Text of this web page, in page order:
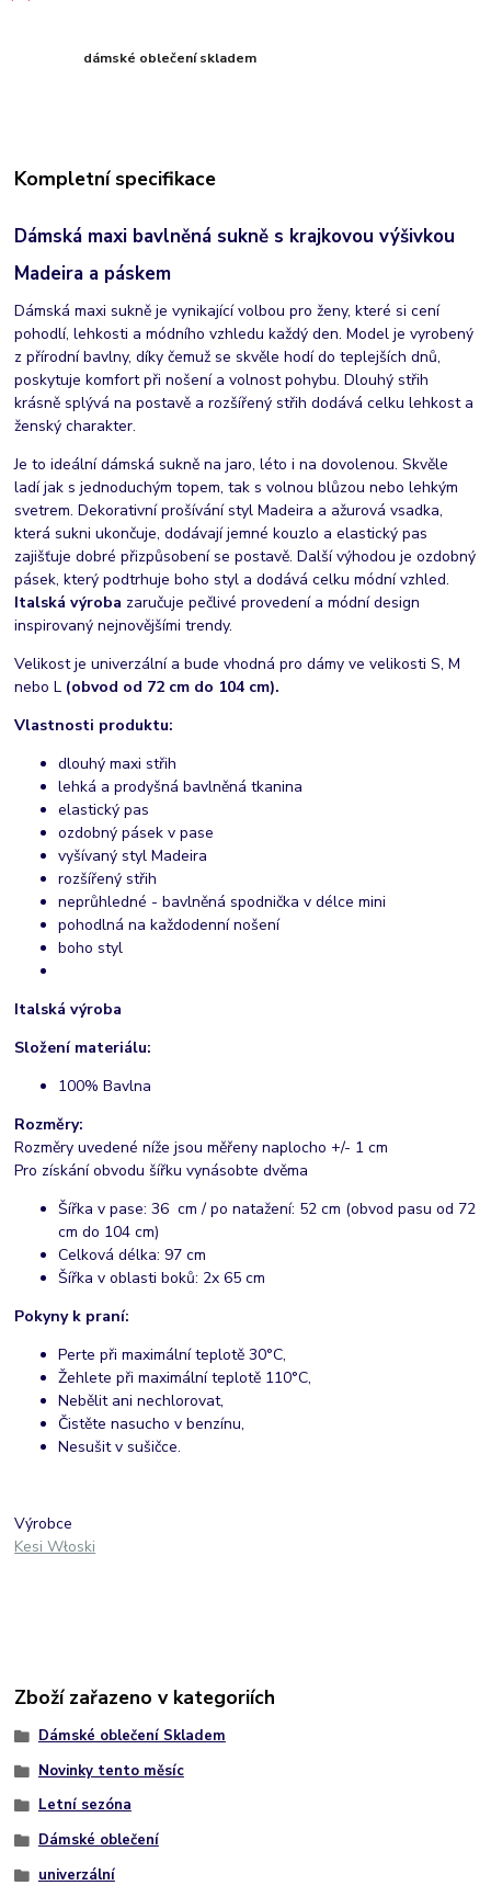
dámské oblečení skladem
Kompletní specifikace
Dámská maxi bavlněná sukně s krajkovou výšivkou
Madeira a páskem
Dámská maxi sukně je vynikající volbou pro ženy, které si cení
pohodlí, lehkosti a módního vzhledu každý den. Model je vyrobený
z přírodní bavlny, díky čemuž se skvěle hodí do teplejších dnů,
poskytuje komfort při nošení a volnost pohybu. Dlouhý střih
krásně splývá na postavě a rozšířený střih dodává celku lehkost a
ženský charakter.
Je to ideální dámská sukně na jaro, léto i na dovolenou. Skvěle
ladí jak s jednoduchým topem, tak s volnou blůzou nebo lehkým
svetrem. Dekorativní prošívání styl Madeira a ažurová vsadka,
která sukni ukončuje, dodávají jemné kouzlo a elastický pas
zajišťuje dobré přizpůsobení se postavě. Další výhodou je ozdobný
pásek, který podtrhuje boho styl a dodává celku módní vzhled.
Italská výroba zaručuje pečlivé provedení a módní design
inspirovaný nejnovějšími trendy.
Velikost je univerzální a bude vhodná pro dámy ve velikosti S, M
nebo L (obvod od 72 cm do 104 cm).
Vlastnosti produktu:
dlouhý maxi střih
lehká a prodyšná bavlněná tkanina
elastický pas
ozdobný pásek v pase
vyšívaný styl Madeira
rozšířený střih
neprůhledné - bavlněná spodnička v délce mini
pohodlná na každodenní nošení
boho styl
Italská výroba
Složení materiálu:
100% Bavlna
Rozměry:
Rozměry uvedené níže jsou měřeny naplocho +/- 1 cm
Pro získání obvodu šířku vynásobte dvěma
Šířka v pase: 36 cm / po natažení: 52 cm (obvod pasu od 72
cm do 104 cm)
Celková délka: 97 cm
Šířka v oblasti boků: 2x 65 cm
Pokyny k praní:
Perte při maximální teplotě 30°C,
Žehlete při maximální teplotě 110°C,
Nebělit ani nechlorovat,
Čistěte nasucho v benzínu,
Nesušit v sušičce.
Výrobce
Kesi Włoski
Zboží zařazeno v kategoriích
Dámské oblečení Skladem
Novinky tento měsíc
Letní sezóna
Dámské oblečení
univerzální